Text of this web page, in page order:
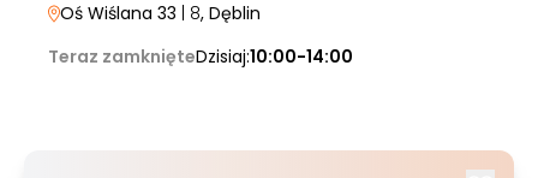
Oś Wiślana 33 | 8, Dęblin
Teraz zamknięteDzisiaj:10:00-14:00